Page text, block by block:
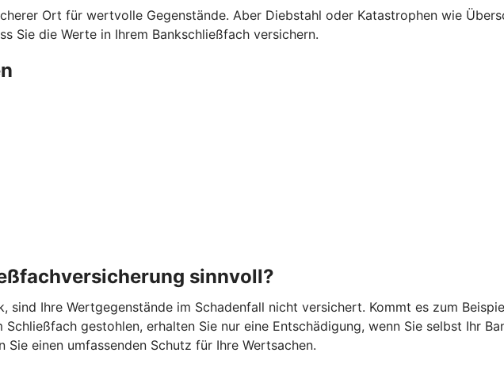
Ort für wertvolle Gegenstände. Aber Diebstahl oder Katastrophen wie
Sie die Werte in Ihrem Bankschließfach versichern.
sinnvoll?
sind Ihre Wertgegenstände im Schadenfall nicht versichert. Kommt es zum
gestohlen, erhalten Sie nur eine Entschädigung, wenn Sie selbst Ihr
einen umfassenden Schutz für Ihre Wertsachen.